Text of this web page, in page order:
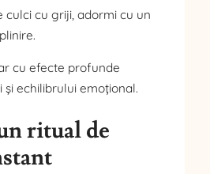
culci cu griji, adormi cu un
cu efecte profunde
și echilibrului emoțional.
ritual de